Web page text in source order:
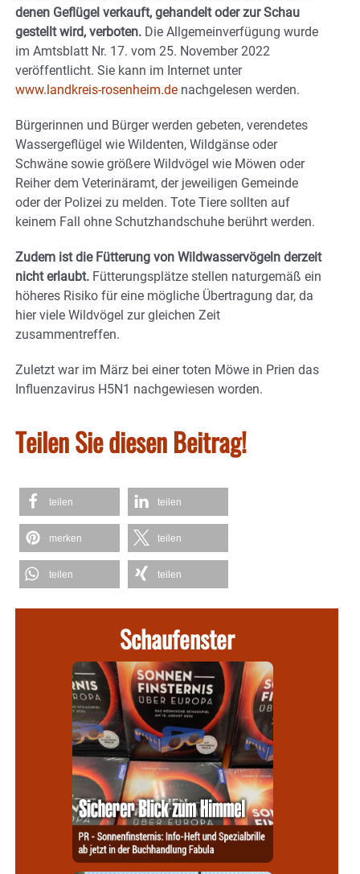
denen Geflügel verkauft, gehandelt oder zur Schau
gestellt wird, verboten. Die Allgemeinverfügung wurde
im Amtsblatt Nr. 17. vom 25. November 2022
veröffentlicht. Sie kann im Internet unter
www.landkreis-rosenheim.de nachgelesen werden.
Bürgerinnen und Bürger werden gebeten, verendetes
Wassergeflügel wie Wildenten, Wildgänse oder
Schwäne sowie größere Wildvögel wie Möwen oder
Reiher dem Veterinäramt, der jeweiligen Gemeinde
oder der Polizei zu melden. Tote Tiere sollten auf
keinem Fall ohne Schutzhandschuhe berührt werden.
Zudem ist die Fütterung von Wildwasservögeln derzeit
nicht erlaubt. Fütterungsplätze stellen naturgemäß ein
höheres Risiko für eine mögliche Übertragung dar, da
hier viele Wildvögel zur gleichen Zeit
zusammentreffen.
Zuletzt war im März bei einer toten Möwe in Prien das
Influenzavirus H5N1 nachgewiesen worden.
Teilen Sie diesen Beitrag!
teilen teilen
merken teilen
teilen teilen
Schaufenster